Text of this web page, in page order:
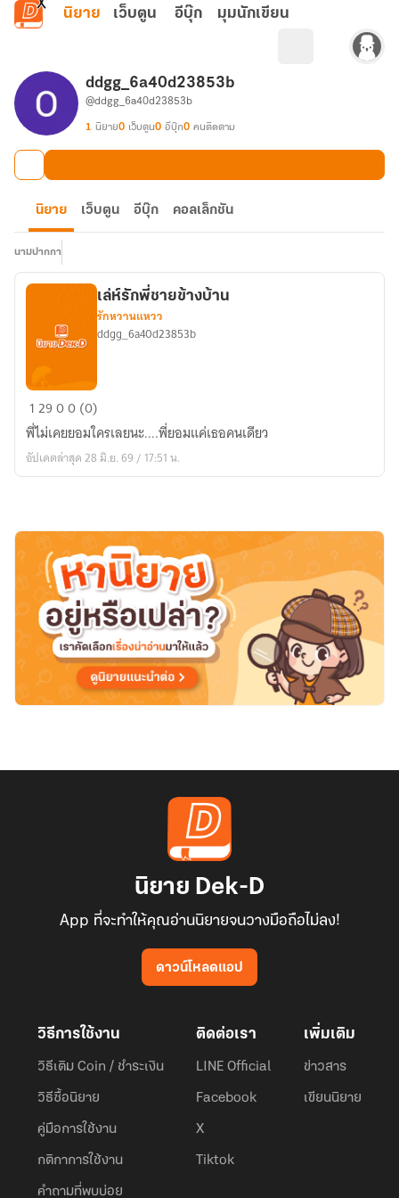
ข้ามไปยังเนื้อหาหลัก
นิยาย เว็บตูน อีบุ๊ก มุมนักเขียน
ddgg_6a40d23853b
@ddgg_6a40d23853b
1 นิยาย0 เว็บตูน0 อีบุ๊ก0 คนติดตาม
นิยาย เว็บตูน อีบุ๊ก คอลเล็กชัน
นามปากกา
เล่ห์
รัก
พี่
ชาย
เล่ห์รักพี่ชายข้างบ้าน
รักหวานแหวว
ddgg_6a40d23853b
12900 (0)
พี่ไม่เคยยอมใครเลยนะ....พี่ยอมแค่เธอคนเดียว
อัปเดตล่าสุด 28 มิ.ย. 69 / 17:51 น.
นิยาย Dek-D
App ที่จะทำให้คุณอ่านนิยายจนวางมือถือไม่ลง!
ดาวน์โหลดแอป
วิธีการใช้งาน
วิธีเติม Coin / ชำระเงิน
วิธีซื้อนิยาย
คู่มือการใช้งาน
กติกาการใช้งาน
คำถามที่พบบ่อย
ติดต่อเรา
LINE Official
Facebook
X
Tiktok
เพิ่มเติม
ข่าวสาร
เขียนนิยาย